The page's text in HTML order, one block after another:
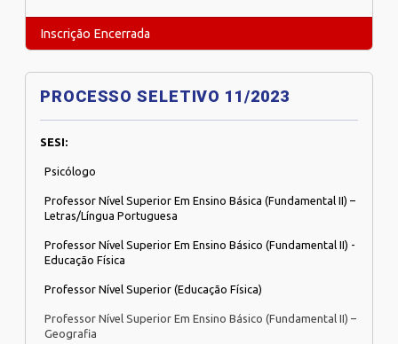
Inscrição Encerrada
PROCESSO SELETIVO 11/2023
SESI:
Psicólogo
Professor Nível Superior Em Ensino Básica (Fundamental II) –
Letras/Língua Portuguesa
Professor Nível Superior Em Ensino Básico (Fundamental II) -
Educação Física
Professor Nível Superior (Educação Física)
Professor Nível Superior Em Ensino Básico (Fundamental II) –
Geografia